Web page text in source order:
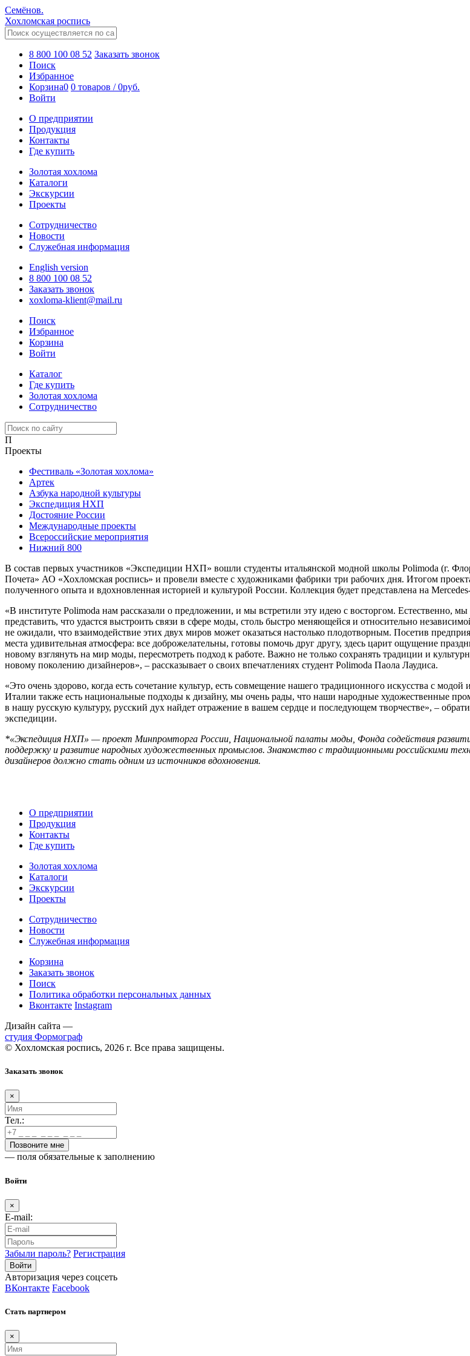
Семёнов.
Хохломская роспись
8 800 100 08 52 Заказать звонок
Поиск
Избранное
Корзина0 0 товаров /0руб.
Войти
О предприятии
Продукция
Контакты
Где купить
Золотая хохлома
Каталоги
Экскурсии
Проекты
Сотрудничество
Новости
Служебная информация
English version
8 800 100 08 52
Заказать звонок
xoxloma-klient@mail.ru
Поиск
Избранное
Корзина
Войти
Каталог
Где купить
Золотая хохлома
Сотрудничество
П
Проекты
Фестиваль «Золотая хохлома»
Артек
Азбука народной культуры
Экспедиция НХП
Достояние России
Международные проекты
Всероссийские мероприятия
Нижний 800
В состав первых участников «Экспедиции НХП» вошли студенты итальянской модной школы Polimoda (г.
Почета» АО «Хохломская роспись» и провели вместе с художниками фабрики три рабочих дня. Итогом
полученного опыта и вдохновленная историей и культурой России. Коллекция будет представлена на
«В институте Polimoda нам рассказали о предложении, и мы встретили эту идею с восторгом. Естественно,
представить, что удастся выстроить связи в сфере моды, столь быстро меняющейся и относительно
не ожидали, что взаимодействие этих двух миров может оказаться настолько плодотворным. Посетив
места удивительная атмосфера: все доброжелательны, готовы помочь друг другу, здесь царит ощущение
новому взглянуть на мир моды, пересмотреть подход к работе. Важно не только сохранять традиции и
новому поколению дизайнеров», – рассказывает о своих впечатлениях студент Polimoda Паола Лаудиса.
«Это очень здорово, когда есть сочетание культур, есть совмещение нашего традиционного искусства с
Италии также есть национальные подходы к дизайну, мы очень рады, что наши народные художественные
в нашу русскую культуру, русский дух найдет отражение в вашем сердце и последующем творчестве», –
экспедиции.
*«Экспедиция НХП» — проект Минпромторга России, Национальной палаты моды, Фонда содействия
поддержку и развитие народных художественных промыслов. Знакомство с традиционными российскими
дизайнеров должно стать одним из источников вдохновения.
О предприятии
Продукция
Контакты
Где купить
Золотая хохлома
Каталоги
Экскурсии
Проекты
Сотрудничество
Новости
Служебная информация
Корзина
Заказать звонок
Поиск
Политика обработки персональных данных
Вконтакте Instagram
Дизайн сайта —
студия Формограф
© Хохломская роспись, 2026 г. Все права защищены.
Заказать звонок
×
Тел.:
— поля обязательные к заполнению
Войти
×
E-mail:
Забыли пароль? Регистрация
Авторизация через соцсеть
ВКонтакте Facebook
Стать партнером
×